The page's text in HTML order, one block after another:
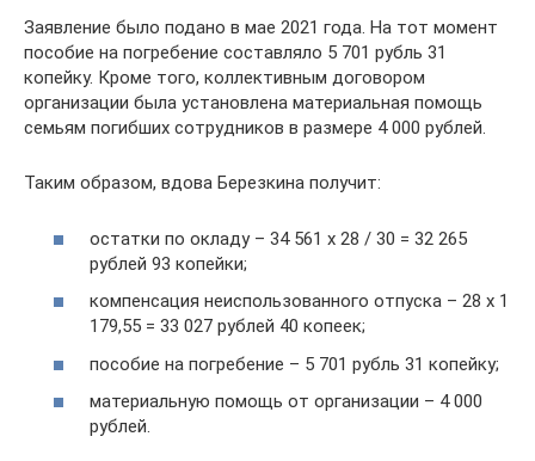
Заявление было подано в мае 2021 года. На тот момент
пособие на погребение составляло 5 701 рубль 31
копейку. Кроме того, коллективным договором
организации была установлена материальная помощь
семьям погибших сотрудников в размере 4 000 рублей.
Таким образом, вдова Березкина получит:
остатки по окладу – 34 561 х 28 / 30 = 32 265
рублей 93 копейки;
компенсация неиспользованного отпуска – 28 х 1
179,55 = 33 027 рублей 40 копеек;
пособие на погребение – 5 701 рубль 31 копейку;
материальную помощь от организации – 4 000
рублей.